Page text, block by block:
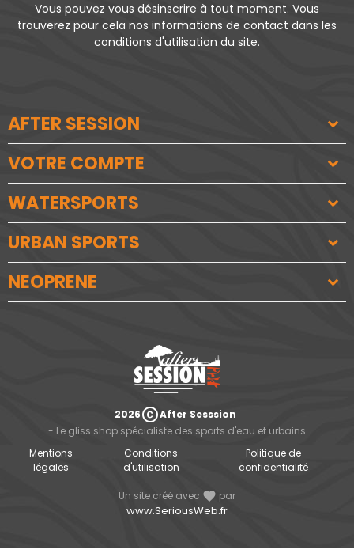
Vous pouvez vous désinscrire à tout moment. Vous
trouverez pour cela nos informations de contact dans les
conditions d'utilisation du site.
AFTER SESSION
VOTRE COMPTE
WATERSPORTS
URBAN SPORTS
NEOPRENE
2026copyrightAfter Sesssion
- Le gliss shop spécialiste des sports d'eau et urbains
Mentions
légales
Conditions
d'utilisation
Politique de
confidentialité
Un site créé avec favorite par
www.SeriousWeb.fr